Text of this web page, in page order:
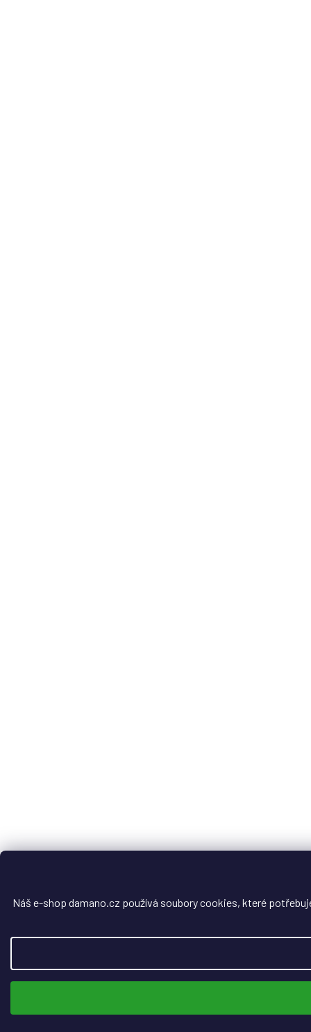
Náš e-shop damano.cz používá soubory cookies, které